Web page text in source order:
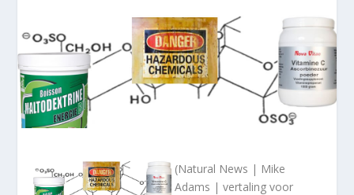
(Natural News | Mike
Adams | vertaling voor